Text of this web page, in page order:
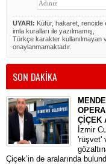
UYARI: Küfür, hakaret, rencide
imla kuralları ile yazılmamış,
Türkçe karakter kullanılmayan
onaylanmamaktadır.
SON DAKİKA
ÇİÇEK
​İzmir
'rüşvet'
Çiçek’in de aralarında